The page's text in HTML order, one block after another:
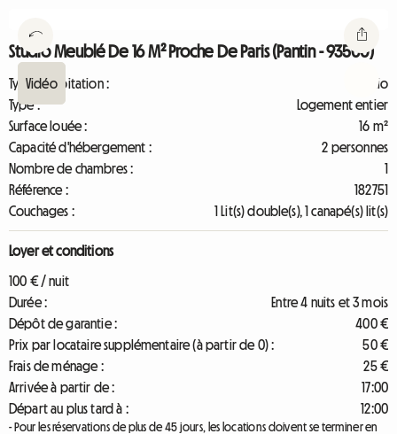
Studio Meublé De 16 M² Proche De Paris (Pantin - 93500)
Type d'habitation :
Studio
Type :
Logement entier
Surface louée :
16 m²
Capacité d'hébergement :
2 personnes
Nombre de chambres :
1
Référence :
182751
Couchages :
1 Lit(s) double(s), 1 canapé(s) lit(s)
Loyer et conditions
100 € / nuit
Durée :
Entre 4 nuits et 3 mois
Dépôt de garantie :
400 €
Prix par locataire supplémentaire (à partir de 0) :
50 €
Frais de ménage :
25 €
Arrivée à partir de :
17:00
Départ au plus tard à :
12:00
- Pour les réservations de plus de 45 jours, les locations doivent se terminer en